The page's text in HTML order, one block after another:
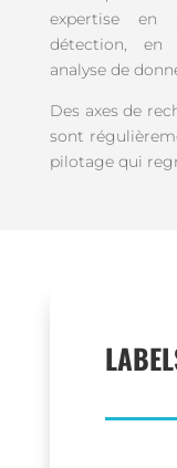
expertise en
détection, en
analyse de
Des axes de
sont
pilotage qui